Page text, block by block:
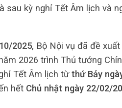
sau kỳ nghỉ Tết Âm lịch và
2025, Bộ Nội vụ đã đề xuất
2026 trình Thủ tướng
Tết Âm lịch từthứ Bảy
hết Chủ nhật ngày 22/02/